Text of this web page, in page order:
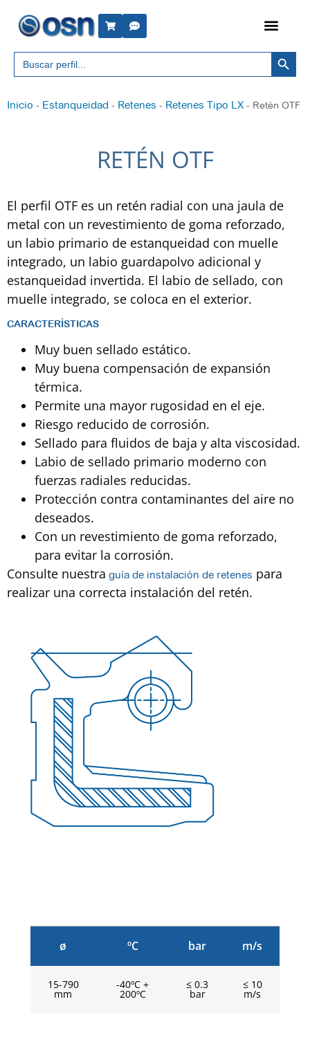
Buscar: Botón
Inicio - Estanqueidad - Retenes - Retenes Tipo LX - Retén OTF
RETÉN OTF
El perfil OTF es un retén radial con una jaula de
metal con un revestimiento de goma reforzado,
un labio primario de estanqueidad con muelle
integrado, un labio guardapolvo adicional y
estanqueidad invertida. El labio de sellado, con
muelle integrado, se coloca en el exterior.
CARACTERÍSTICAS
Muy buen sellado estático.
Muy buena compensación de expansión
térmica.
Permite una mayor rugosidad en el eje.
Riesgo reducido de corrosión.
Sellado para fluidos de baja y alta viscosidad.
Labio de sellado primario moderno con
fuerzas radiales reducidas.
Protección contra contaminantes del aire no
deseados.
Con un revestimiento de goma reforzado,
para evitar la corrosión.
Consulte nuestra guía de instalación de retenes para
realizar una correcta instalación del retén.
ø ºC bar m/s
15-790
mm
-40ºC +
200ºC
≤ 0.3
bar
≤ 10
m/s